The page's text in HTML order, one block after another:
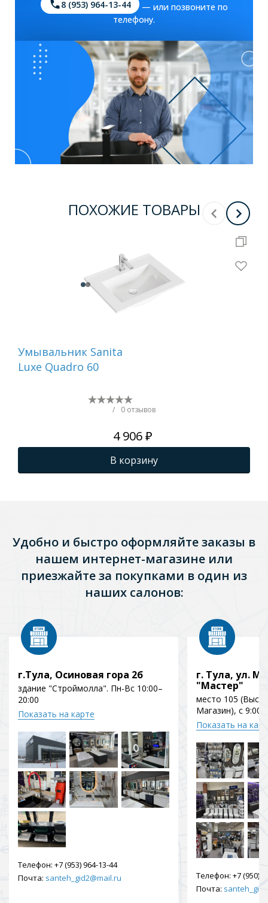
8 (953) 964-13-44
— или позвоните по
телефону.
ПОХОЖИЕ ТОВАРЫ
Умывальник Sanita
Luxe Quadro 60
/ 0 отзывов
4 906 ₽
В корзину
Удобно и быстро оформляйте заказы в
нашем интернет-магазине или
приезжайте за покупками в один из
наших салонов:
г.Тула, Осиновая гора 2б
здание "Строймолла". Пн-Вс 10:00–
20:00
Показать на карте
Телефон: +7 (953) 964-13-44
Почта: santeh_gid2@mail.ru
г. Тула, ул.
"Мастер"
место 105
Магазин), с 9:00
Показать на
Телефон: +7 (950)
Почта: